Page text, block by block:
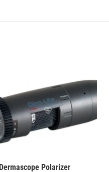
Dermascope Polarizer